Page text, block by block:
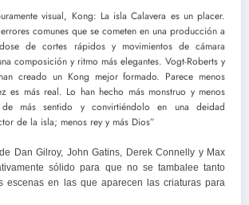
visual, Kong: La isla Calavera es un placer.
comunes que se cometen en una producción a
de cortes rápidos y movimientos de cámara
composición y ritmo más elegantes. Vogt-Roberts y
creado un Kong mejor formado. Parece menos
es más real. Lo han hecho más monstruo y menos
más sentido y convirtiéndolo en una deidad
de la isla; menos rey y más Dios”
Dan Gilroy, John Gatins, Derek Connelly y Max
sólido para que no se tambalee tanto
escenas en las que aparecen las criaturas para